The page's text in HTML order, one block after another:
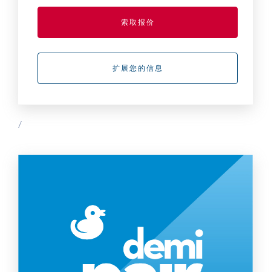
索取报价
扩展您的信息
/